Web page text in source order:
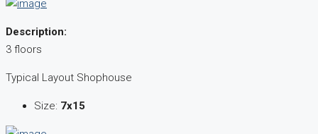
Description:
3 floors
Typical Layout Shophouse
Size: 7x15